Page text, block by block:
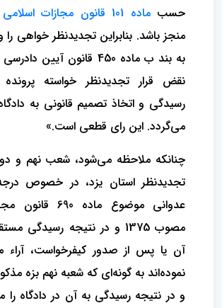
حسبماده 101 قانون مجازات اسلامی
منجز باشد. بنابراین تجدیدنظر خواهی را
به بند ب ماده 450 قانون
نقض قرار تجدیدنظر خواسته
رسیدگی و اتخاذ تصمیم قانونی به
می‌گردد. این رای قطعی است.»
چنانکه ملاحظه می‌شود، شعب نهم و
تجدیدنظر استان یزد، در خصوص
عدوانی موضوع
مصوب 1375 و در نتیجه رسیدگی
آن یا پس از صدور کیفرخواست، آراء
نموده‌اند به گونه‌ای که شعبه نهم بزه
و در نتیجه رسیدگی به آن در دادگاه را